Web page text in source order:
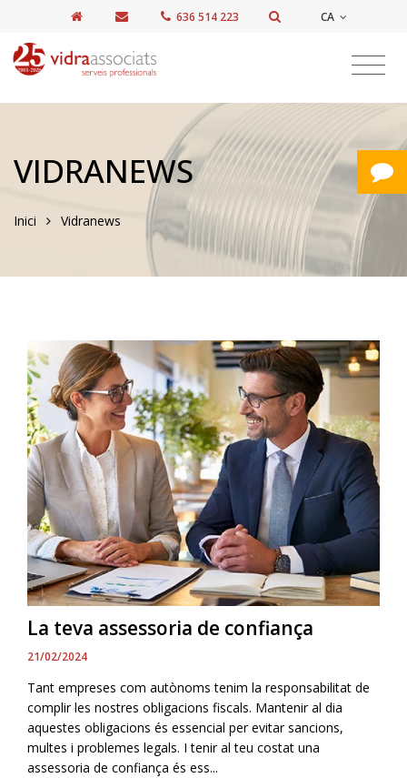
636 514 223 CA
VIDRANEWS
Inici Vidranews
La teva assessoria de confiança
21/02/2024
Tant empreses com autònoms tenim la responsabilitat de
complir les nostres obligacions fiscals. Mantenir al dia
aquestes obligacions és essencial per evitar sancions,
multes i problemes legals. I tenir al teu costat una
assessoria de confiança és ess...